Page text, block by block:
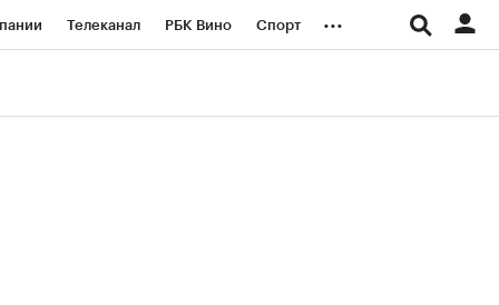
Телеканал РБК Вино Спорт ...